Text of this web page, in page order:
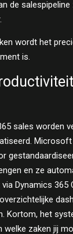
de
wordt het
is.
sales worden
Microsoft
en ze
Dynamics 365
Kortom, het
zaken jij